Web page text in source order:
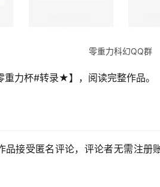
零重力科幻QQ群
力杯#转录★】，阅读完整作品。
品接受匿名评论，评论者无需注册